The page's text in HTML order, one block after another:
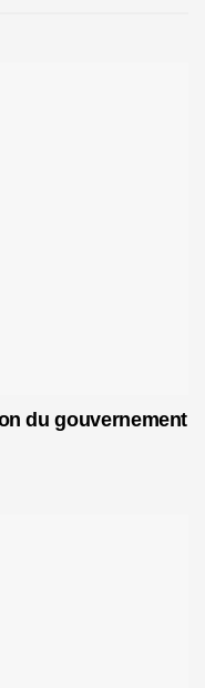
du gouvernement